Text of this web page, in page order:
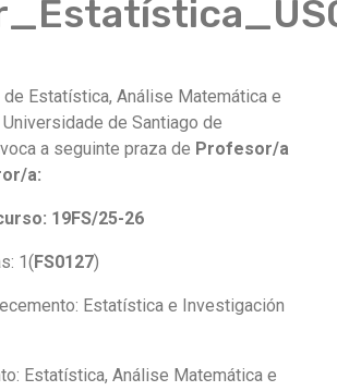
de Estatística, Análise Matemática e
de Santiago de
a seguinte praza de Profesor/a
a:
19FS/25-26
1(FS0127)
Estatística e Investigación
Estatística, Análise Matemática e